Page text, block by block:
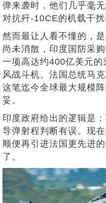
弹来袭时，他们几乎毫
对抗歼-10CE的机载干
然而最让人看不懂的，
尚未消散，印度国防采
一项高达约400亿美元
风战斗机。法国总统马
这笔迄今全球最大规模
妥。
印度政府给出的逻辑是
导弹射程判断有误。现
顺便再引进法国更先进
了。